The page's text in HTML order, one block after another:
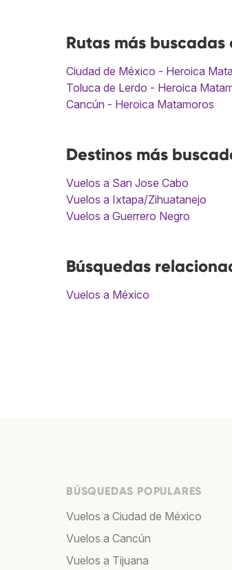
Rutas más
Ciudad de México - Heroica
Toluca de Lerdo - Heroica
Cancún - Heroica Matamoros
Destinos más
Vuelos a San Jose Cabo
Vuelos a Ixtapa/Zihuatanejo
Vuelos a Guerrero Negro
Búsquedas
Vuelos a México
BÚSQUEDAS POPULARES
Vuelos a Ciudad de México
Vuelos a Cancún
Vuelos a Tijuana